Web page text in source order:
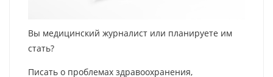
Вы медицинский журналист или планируете им
стать?
Писать о проблемах здравоохранения,